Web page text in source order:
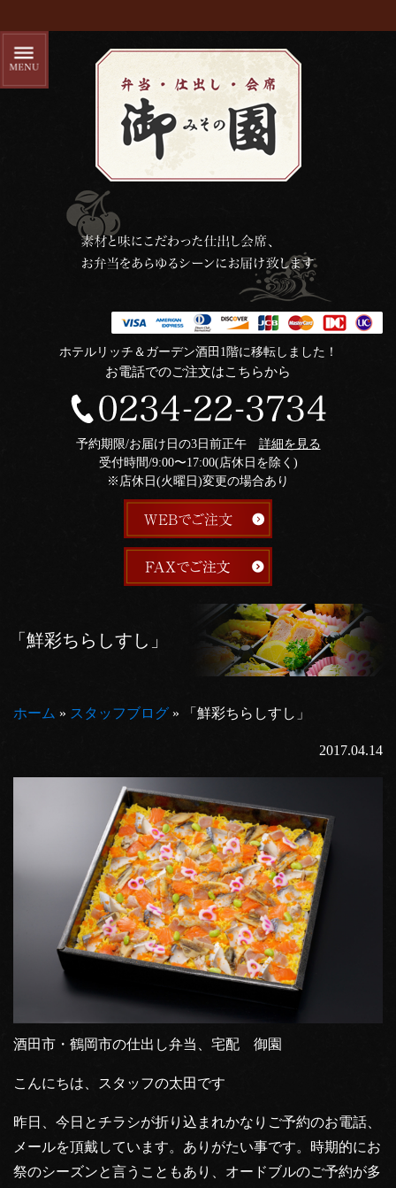
ホテルリッチ＆ガーデン酒田1階に移転しました！
お電話でのご注文はこちらから
予約期限/お届け日の3日前正午 詳細を見る
受付時間/9:00〜17:00(店休日を除く)
※店休日(火曜日)変更の場合あり
「鮮彩ちらしすし」
ホーム » スタッフブログ » 「鮮彩ちらしすし」
2017.04.14
酒田市・鶴岡市の仕出し弁当、宅配 御園
こんにちは、スタッフの太田です
昨日、今日とチラシが折り込まれかなりご予約のお電話、
メールを頂戴しています。ありがたい事です。時期的にお
祭のシーズンと言うこともあり、オードブルのご予約が多